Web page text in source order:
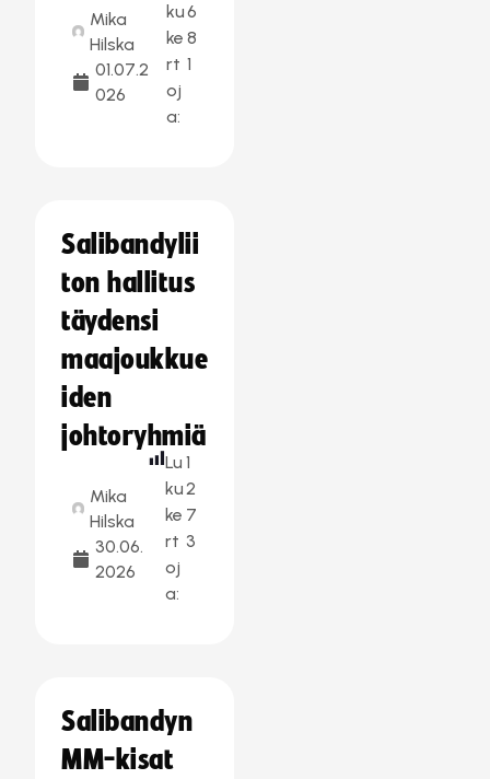
Mika
Hilska
01.07.2
026
ku
ke
rt
oj
a:
6
8
1
Salibandylii
ton hallitus
täydensi
maajoukkue
iden
johtoryhmiä
Mika
Hilska
30.06.
2026
Lu
ku
ke
rt
oj
a:
1
2
7
3
Salibandyn
MM-kisat